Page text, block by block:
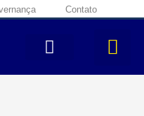
Contato